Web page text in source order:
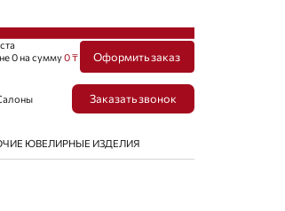
0на сумму0 ₸ Оформить заказ
Заказать звонок
ЮВЕЛИРНЫЕ ИЗДЕЛИЯ